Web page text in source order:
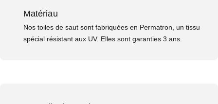
Matériau
Nos toiles de saut sont fabriquées en Permatron, un tissu
spécial résistant aux UV. Elles sont garanties 3 ans.